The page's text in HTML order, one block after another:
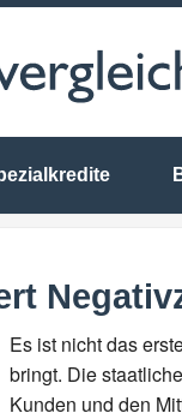
Es ist nicht das
bringt. Die
Kunden und den